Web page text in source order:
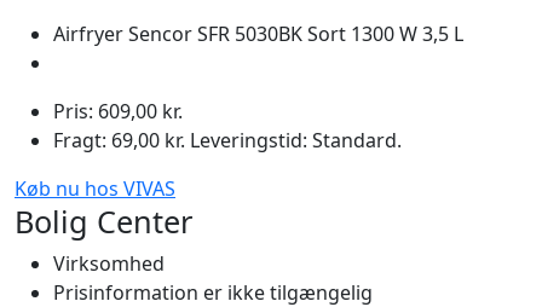
Airfryer Sencor SFR 5030BK Sort 1300 W 3,5 L
Pris: 609,00 kr.
Fragt: 69,00 kr. Leveringstid: Standard.
Køb nu hos VIVAS
Bolig Center
Virksomhed
Prisinformation er ikke tilgængelig